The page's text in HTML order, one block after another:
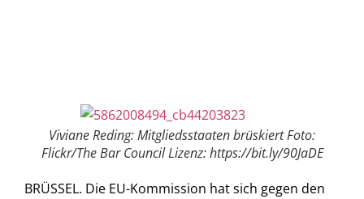
Viviane Reding: Mitgliedsstaaten brüskiert Foto:
Flickr/The Bar Council Lizenz: https://bit.ly/90JaDE
BRÜSSEL. Die EU-Kommission hat sich gegen den